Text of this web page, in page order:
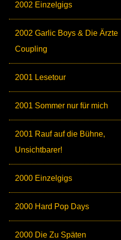
2002 Einzelgigs
2002 Garlic Boys & Die Ärzte
Coupling
2001 Lesetour
2001 Sommer nur für mich
2001 Rauf auf die Bühne,
Unsichtbarer!
2000 Einzelgigs
2000 Hard Pop Days
2000 Die Zu Späten